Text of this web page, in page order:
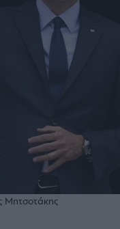
Μητσοτάκης